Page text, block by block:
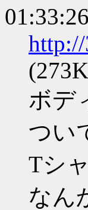
ボデ
つい
Tシ
なん